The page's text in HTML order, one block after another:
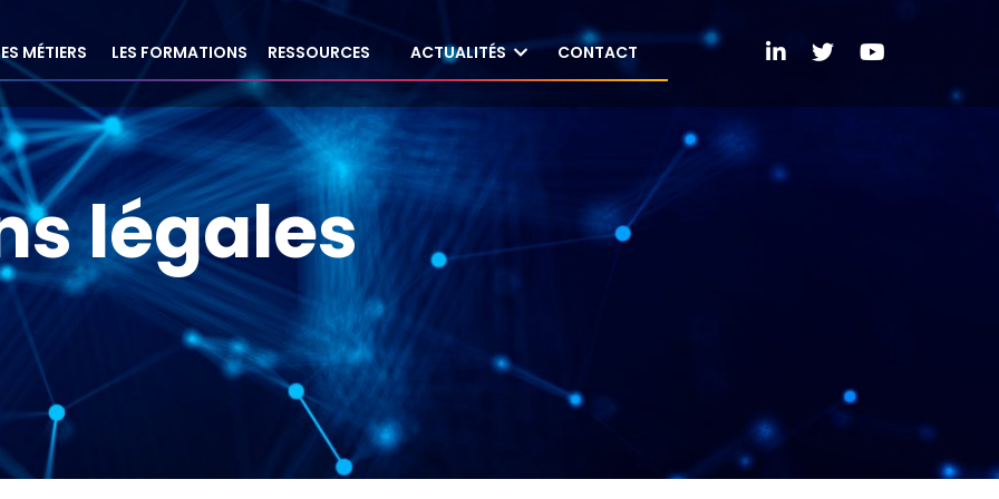
MÉTIERS LES FORMATIONS RESSOURCES ACTUALITÉS CONTACT
légales